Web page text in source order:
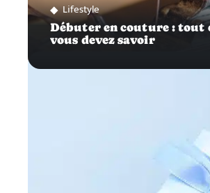
Lifestyle
Débuter en couture : tout
vous devez savoir